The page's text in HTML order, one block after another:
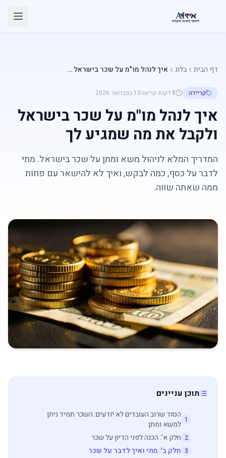
דף הבית בלוג איך לנהל מו"מ על שכר בישראל ולקבל את מה שמגיע לך
קריירה 8 דקות קריאה10 בפברואר 2026
איך לנהל מו"מ על שכר בישראל
ולקבל את מה שמגיע לך
המדריך המלא לניהול משא ומתן על שכר בישראל. מתי
לדבר על כסף, כמה לבקש, ואיך לא להישאר עם פחות
ממה שאתה שווה.
תוכן עניינים
1 הסוד שרוב העובדים לא יודעים: השכר תמיד ניתן
למשא ומתן
2 חלק א': הכנה לפני הדיון על שכר
3 חלק ב': מתי ואיך לדבר על שכר